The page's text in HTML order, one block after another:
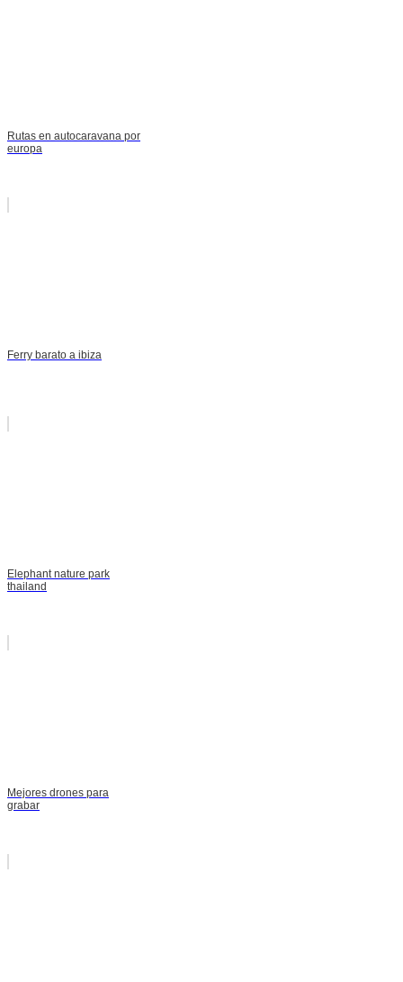
Rutas en autocaravana por
europa
Ferry barato a ibiza
Elephant nature park
thailand
Mejores drones para
grabar